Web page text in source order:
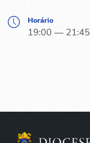
Horário
19:00 — 21:45